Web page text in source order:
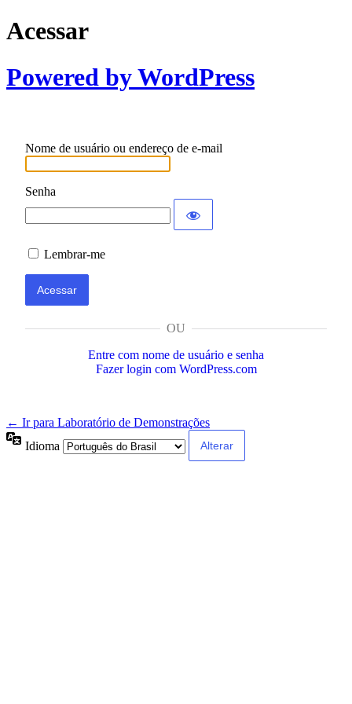
Acessar
Powered by WordPress
Nome de usuário ou endereço de e-mail
Senha
Lembrar-me
OU
Entre com nome de usuário e senha
Fazer login com WordPress.com
← Ir para Laboratório de Demonstrações
Idioma